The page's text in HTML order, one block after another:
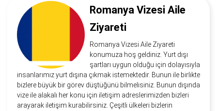
Romanya Vizesi Aile
Ziyareti
Romanya Vizesi Aile Ziyareti
konumuza hoş geldiniz. Yurt dışı
şartları uygun olduğu için dolayısıyla
insanlarımız yurt dışına çıkmak istemektedir. Bunun ile birlikte
bizlere büyük bir görev düştüğünü bilmelisiniz. Bunun dışında
vize ile alakalı her konu için iletişim adreslerimizden bizleri
arayarak iletişim kurabilirsiniz. Çeşitli ülkeleri bizlerin